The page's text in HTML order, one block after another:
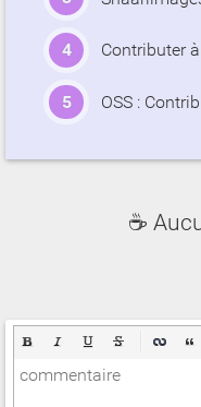
Contributer
OSS :
☕